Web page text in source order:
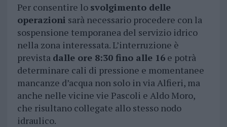
Per consentire lo svolgimento delle
operazioni sarà necessario procedere con la
sospensione temporanea del servizio idrico
nella zona interessata. L’interruzione è
prevista dalle ore 8:30 fino alle 16e potrà
determinare cali di pressione e momentanee
mancanze d’acqua non solo in via Alfieri, ma
anche nelle vicine vie Pascoli e Aldo Moro,
che risultano collegate allo stesso nodo
idraulico.